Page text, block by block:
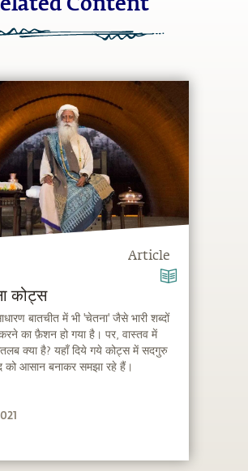
Content
Article
कोट्स
बातचीत में भी 'चेतना' जैसे भारी शब्दों
का फ़ैशन हो गया है। पर, वास्तव में
क्या है? यहाँ दिये गये कोट्स में सदगुरु
को आसान बनाकर समझा रहे हैं।